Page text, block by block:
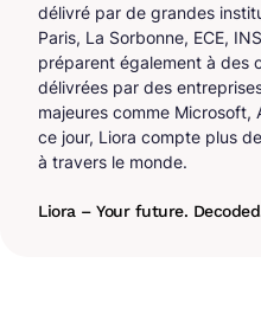
délivré par de grandes
Paris, La Sorbonne, ECE,
préparent également à des
délivrées par des
majeures comme Microsoft,
ce jour, Liora compte plus
à travers le monde.
Liora – Your future.